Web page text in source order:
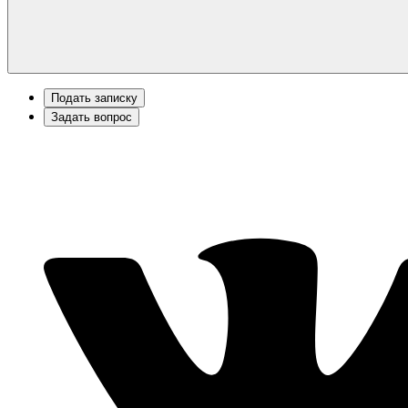
Подать записку
Задать вопрос